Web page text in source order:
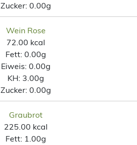
Zucker: 0.00g
Wein Rose
72.00 kcal
Fett: 0.00g
Eiweis: 0.00g
KH: 3.00g
Zucker: 0.00g
Graubrot
225.00 kcal
Fett: 1.00g